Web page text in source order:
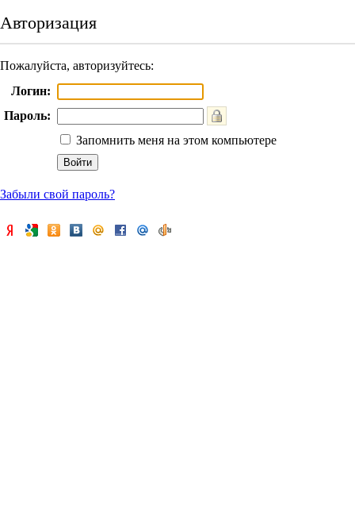
Авторизация
Пожалуйста, авторизуйтесь:
Логин:
Пароль:
Запомнить меня на этом компьютере
Забыли свой пароль?